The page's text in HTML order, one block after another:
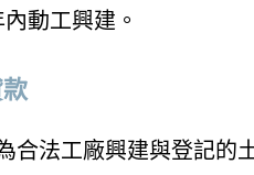
動工興建。
合法工廠興建與登記的